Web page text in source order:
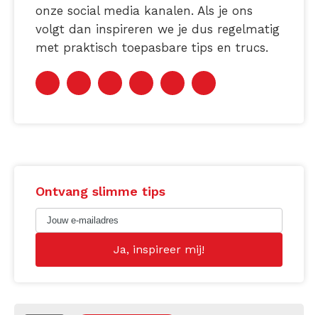
onze social media kanalen. Als je ons
volgt dan inspireren we je dus regelmatig
met praktisch toepasbare tips en trucs.
Ontvang slimme tips